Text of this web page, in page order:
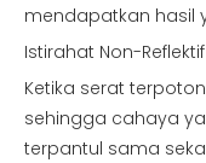
mendapatkan hasil
Istirahat Non-Reflektif
Ketika serat
sehingga cahaya
terpantul sama